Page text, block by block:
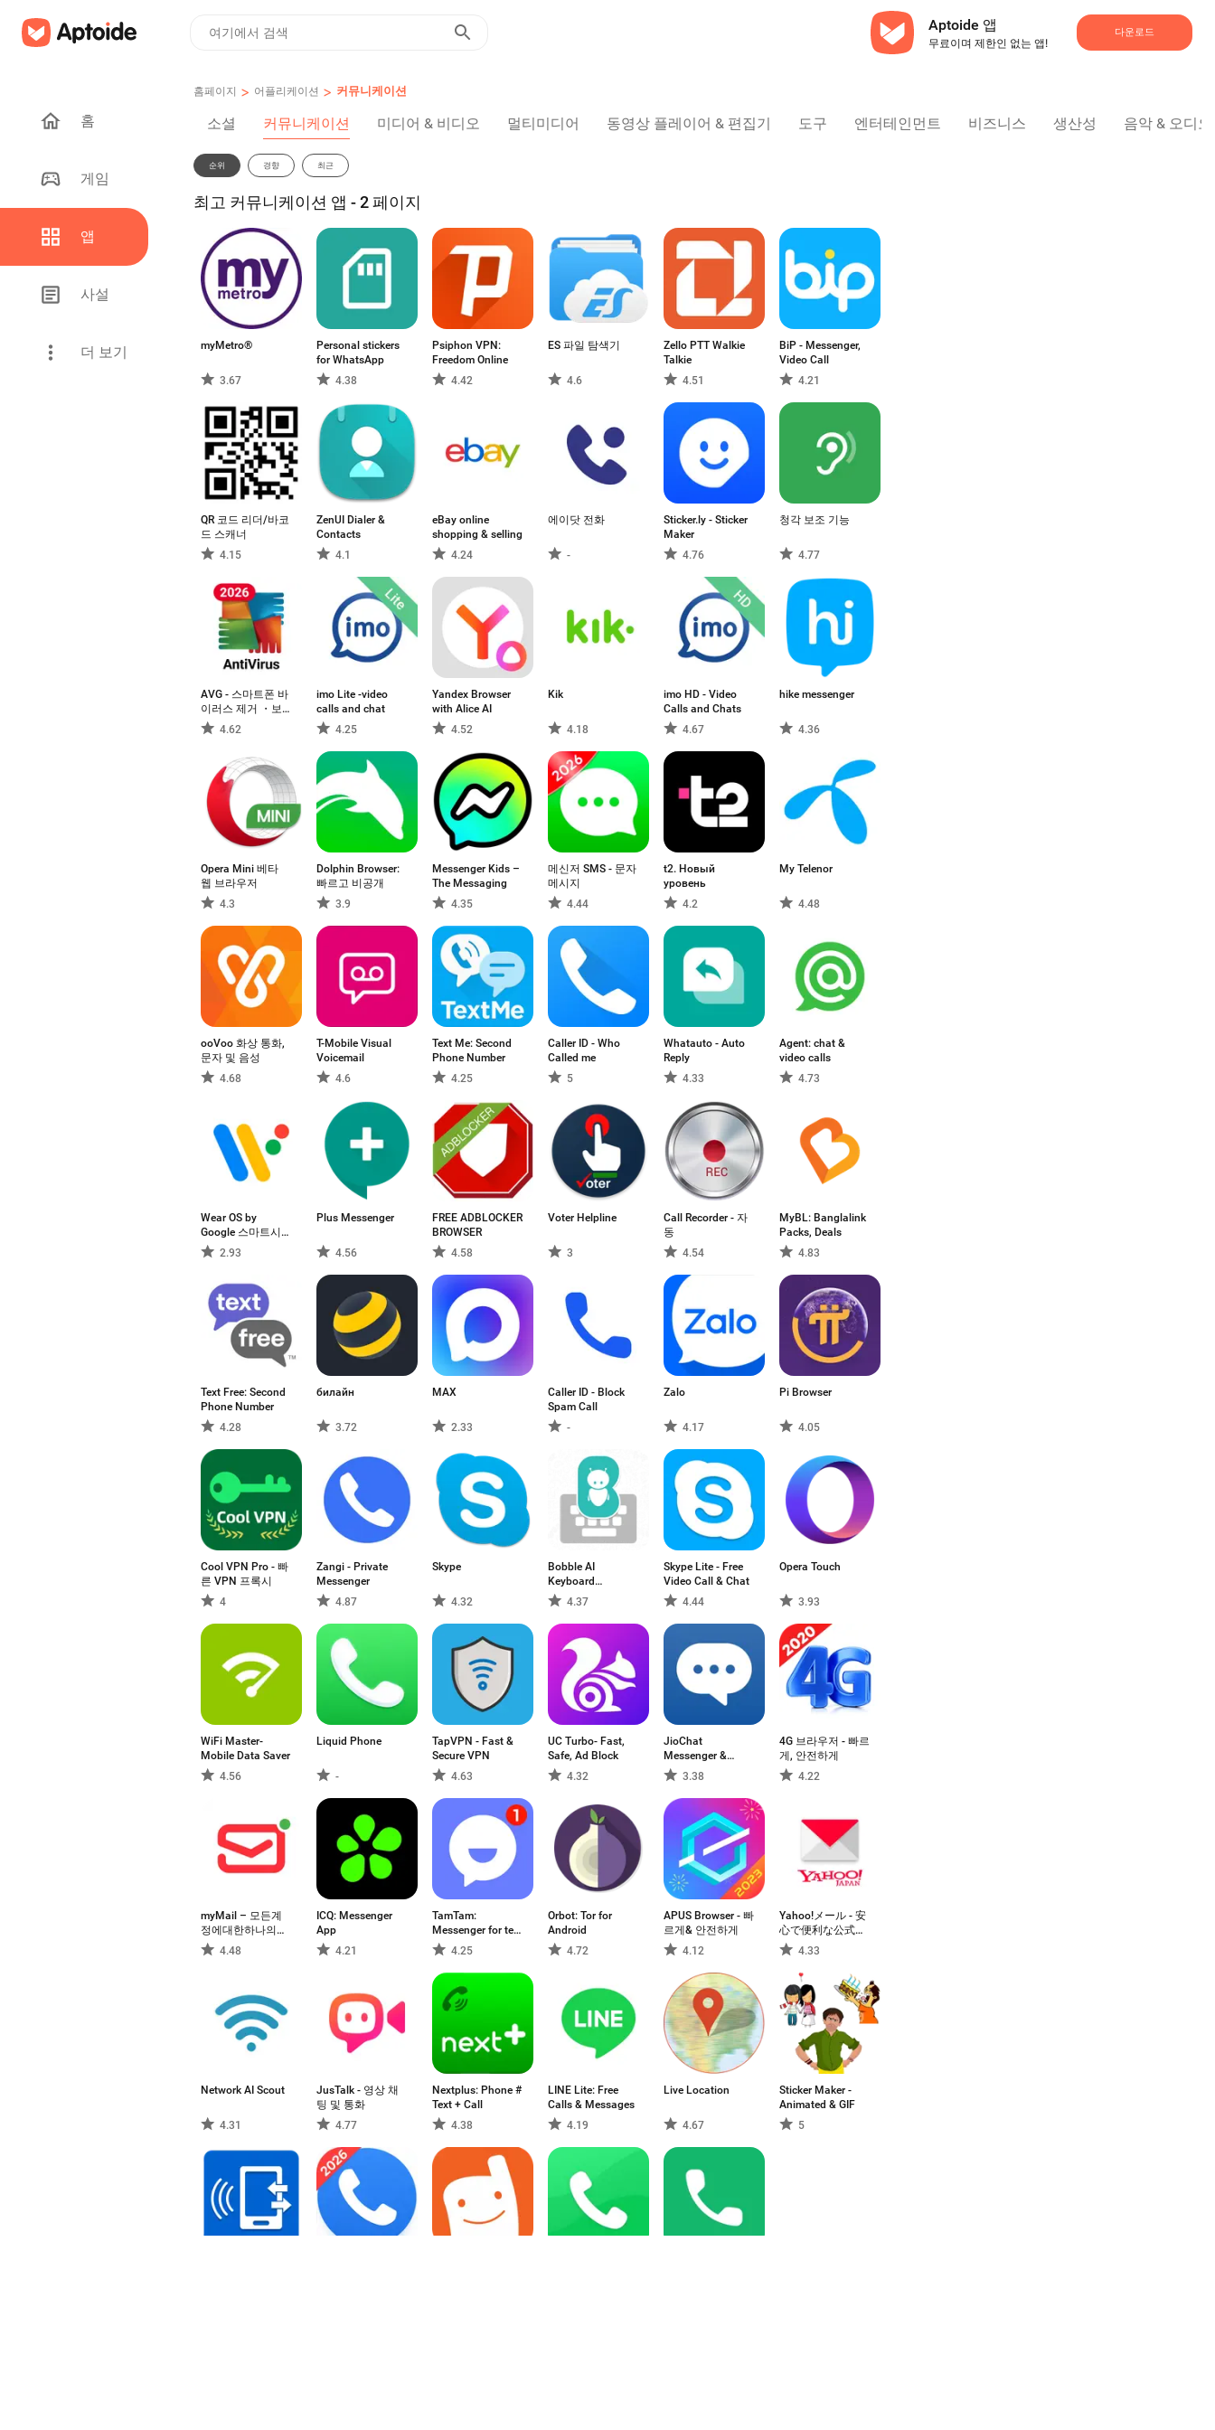
Aptoide 앱
무료이며 제한인 없는 앱!
다운로드
홈
게임
앱
사설
더 보기
홈페이지 > 어플리케이션 > 커뮤니케이션
소셜 커뮤니케이션 미디어 & 비디오 멀티미디어 동영상 플레이어 & 편집기 도구 엔터테인먼트 비즈니스 생산성 음악 & 오디오
순위 경향 최근
최고 커뮤니케이션 앱 - 2 페이지
myMetro®
3.67
Personal stickers
for WhatsApp
4.38
Psiphon VPN:
Freedom Online
4.42
ES 파일 탐색기
4.6
Zello PTT Walkie
Talkie
4.51
BiP - Messenger,
Video Call
4.21
QR 코드 리더/바코
드 스캐너
4.15
ZenUI Dialer &
Contacts
4.1
eBay online
shopping & selling
4.24
에이닷 전화
-
Sticker.ly - Sticker
Maker
4.76
청각 보조 기능
4.77
AVG - 스마트폰 바
이러스 제거 ・보
안 앱4.62
imo Lite -video
calls and chat
4.25
Yandex Browser
with Alice AI
4.52
Kik
4.18
imo HD - Video
Calls and Chats
4.67
hike messenger
4.36
Opera Mini 베타
웹 브라우저
4.3
Dolphin Browser:
빠르고 비공개
3.9
Messenger Kids –
The Messaging
4.35
메신저 SMS - 문자
메시지
4.44
t2. Новый
уровень
4.2
My Telenor
4.48
ooVoo 화상 통화,
문자 및 음성
4.68
T-Mobile Visual
Voicemail
4.6
Text Me: Second
Phone Number
4.25
Caller ID - Who
Called me
5
Whatauto - Auto
Reply
4.33
Agent: chat &
video calls
4.73
Wear OS by
Google 스마트시
계
2.93
Plus Messenger
4.56
FREE ADBLOCKER
BROWSER
4.58
Voter Helpline
3
Call Recorder - 자
동
4.54
MyBL: Banglalink
Packs, Deals
4.83
Text Free: Second
Phone Number
4.28
билайн
3.72
MAX
2.33
Caller ID - Block
Spam Call
-
Zalo
4.17
Pi Browser
4.05
Cool VPN Pro - 빠
른 VPN 프록시
4
Zangi - Private
Messenger
4.87
Skype
4.32
Bobble AI
Keyboard
Meme,Status
4.37
Skype Lite - Free
Video Call & Chat
4.44
Opera Touch
3.93
WiFi Master-
Mobile Data Saver
4.56
Liquid Phone
-
TapVPN - Fast &
Secure VPN
4.63
UC Turbo- Fast,
Safe, Ad Block
4.32
JioChat
Messenger &
Video Call
3.38
4G 브라우저 - 빠르
게, 안전하게
4.22
myMail – 모든계
정에대한하나의이
메일앱
4.48
ICQ: Messenger
App
4.21
TamTam:
Messenger for text
chats & Video
Calling
4.25
Orbot: Tor for
Android
4.72
APUS Browser - 빠
르게& 안전하게
4.12
Yahoo!メール - 安
心で便利な公式メ
ールアプリ
4.33
Network AI Scout
4.31
JusTalk - 영상 채
팅 및 통화
4.77
Nextplus: Phone #
Text + Call
4.38
LINE Lite: Free
Calls & Messages
4.19
Live Location
4.67
Sticker Maker -
Animated & GIF
5